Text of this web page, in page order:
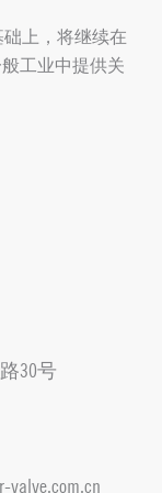
础上，将继续在
工业中提供关
30号
valve.com.cn